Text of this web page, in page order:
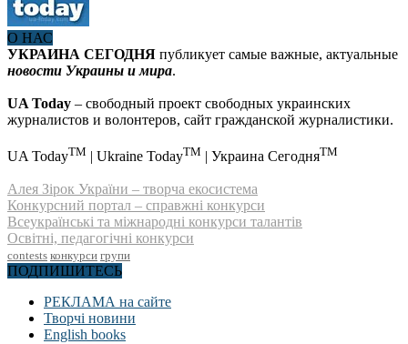
О НАС
УКРАИНА СЕГОДНЯ публикует самые важные, актуальные
новости Украины и мира.
UA Today – свободный проект свободных украинских
журналистов и волонтеров, сайт гражданской журналистики.
UA TodayTM | Ukraine TodayTM | Украина СегодняTM
Алея Зірок України – творча екосистема
Конкурсний портал – справжні конкурси
Всеукраїнські та міжнародні конкурси талантів
Освітні, педагогічні конкурси
contests конкурси групи
ПОДПИШИТЕСЬ
РЕКЛАМА на сайте
Творчі новини
English books